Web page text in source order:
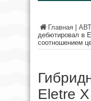
Главная
дебютировал в
соотношением
Eletre